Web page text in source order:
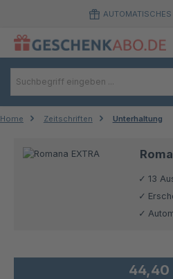
Zum Hauptinhalt springenAUTOMATISCHES
Home Zeitschriften Unterhaltung
13
44,40